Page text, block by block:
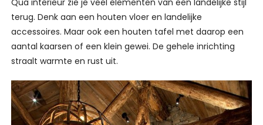
terug. Denk aan een houten vloer en landelijke
accessoires. Maar ook een houten tafel met daarop een
aantal kaarsen of een klein gewei. De gehele inrichting
straalt warmte en rust uit.